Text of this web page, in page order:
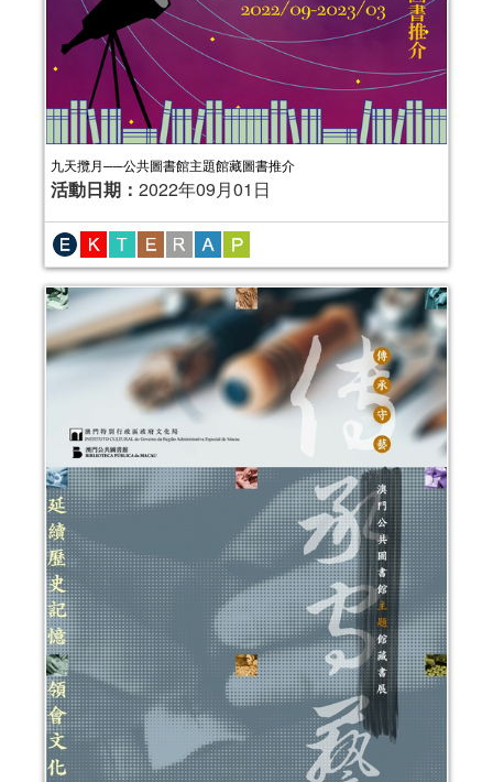
九天攬月──公共圖書館主題館藏圖書推介
活動日期： 2022年09月01日